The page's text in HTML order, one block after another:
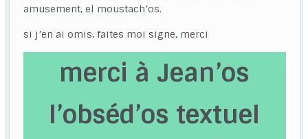
amusement, el moustach’os.
si j’en ai omis, faites moi signe, merci
merci à Jean’os
l’obséd’os textuel